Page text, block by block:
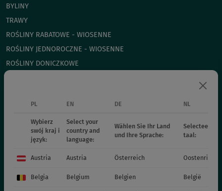
BYLINY
TRAWY
ROŚLINY RABATOWE - WIOSENNE
ROŚLINY JEDNOROCZNE - WIOSENNE
ROŚLINY DONICZKOWE
ROŚLINY DWULETNIE
NAWOZY
KATALOGI
SOCIAL MEDIA
PL EN DE NL
Wybierz
swój kraj i
język:
Select your
country and
language:
Wählen Sie Ihr Land
und Ihre Sprache:
Selecteer uw
taal:
Austria Austria Österreich Oostenrijk
Belgia Belgium Belgien België